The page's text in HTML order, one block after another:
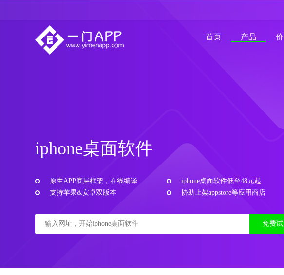
首页 产品
iphone桌面软件
原生APP底层框架，在线编译
iphone桌面软件低至48元起
支持苹果&安卓双版本
协助上架appstore等应用商店
免费试